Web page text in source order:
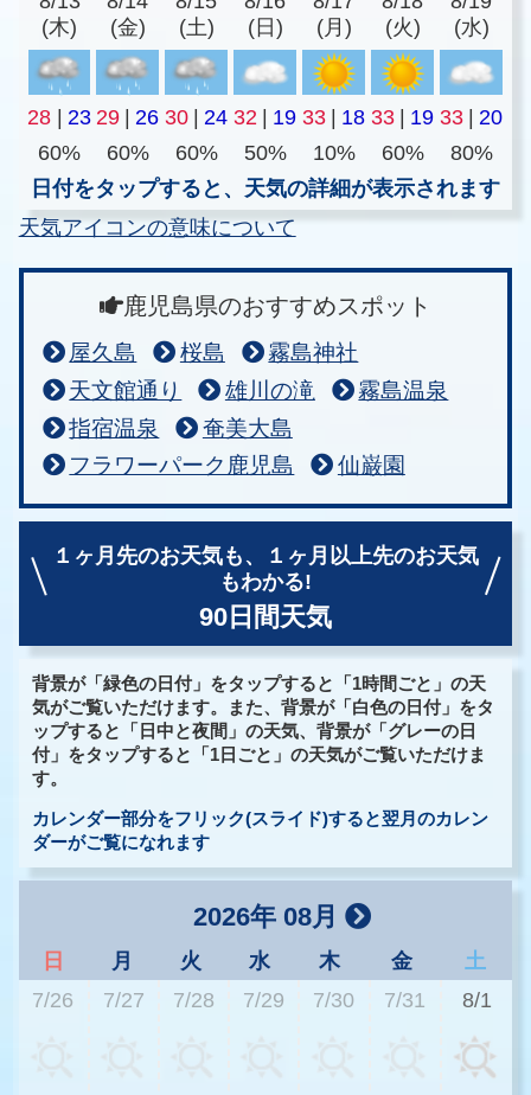
(木)
(金)
(土)
(日)
(月)
(火)
(水)
28 | 23 29 | 26 30 | 24 32 | 19 33 | 18 33 | 19 33 | 20
60%
60% 60% 50% 10% 60%
80%
日付をタップすると、天気の詳細が表示されます
天気アイコンの意味について
鹿児島県のおすすめスポット
屋久島 桜島
霧島神社
天文館通り
雄川の滝
霧島温泉
指宿温泉
奄美大島
フラワーパーク鹿児島
仙巌園
１ヶ月先のお天気も、
１ヶ月以上先のお天気
もわかる!
90日間天気
背景が「緑色の日付」をタップすると「1時間ごと」の天
気がご覧いただけます。また、背景が「白色の日付」をタ
ップすると「日中と夜間」の天気、背景が「グレーの日
付」をタップすると「1日ごと」の天気がご覧いただけま
す。
カレンダー部分をフリック(スライド)すると翌月のカレン
ダーがご覧になれます
2026年 08月
日 月 火 水 木 金
土
7/26
7/27 7/28 7/29 7/30 7/31 8/1